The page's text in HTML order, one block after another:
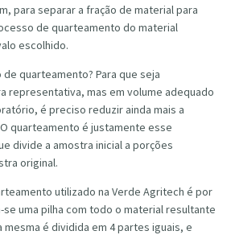
para separar a fração de material para
de quarteamento do material
escolhido.
quarteamento? Para que seja
representativa, mas em volume adequado
é preciso reduzir ainda mais a
quarteamento é justamente esse
divide a amostra inicial a porções
original.
utilizado na Verde Agritech é por
uma pilha com todo o material resultante
é dividida em 4 partes iguais, e